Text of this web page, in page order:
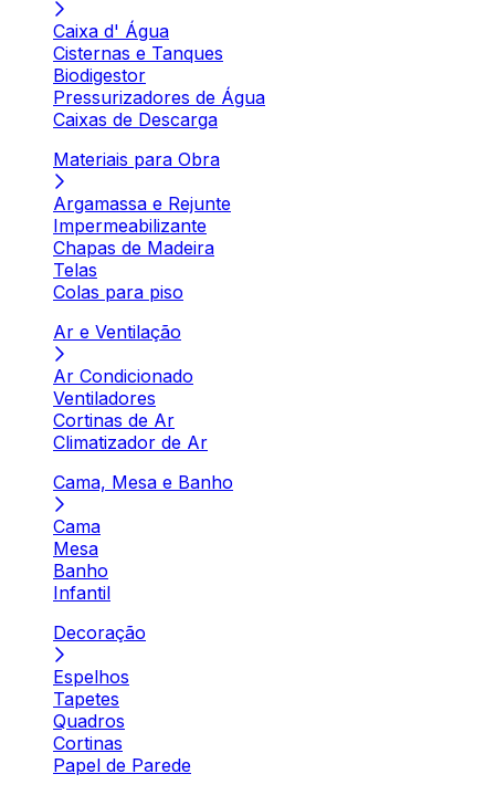
Caixa d' Água
Cisternas e Tanques
Biodigestor
Pressurizadores de Água
Caixas de Descarga
Materiais para Obra
Argamassa e Rejunte
Impermeabilizante
Chapas de Madeira
Telas
Colas para piso
Ar e Ventilação
Ar Condicionado
Ventiladores
Cortinas de Ar
Climatizador de Ar
Cama, Mesa e Banho
Cama
Mesa
Banho
Infantil
Decoração
Espelhos
Tapetes
Quadros
Cortinas
Papel de Parede